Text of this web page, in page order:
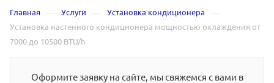
Главная — Услуги — Установка кондиционера —
Установка настенного кондиционера мощностью охлаждения от
7000 до 10500 BTU/h
Оформите заявку на сайте, мы свяжемся с вами в